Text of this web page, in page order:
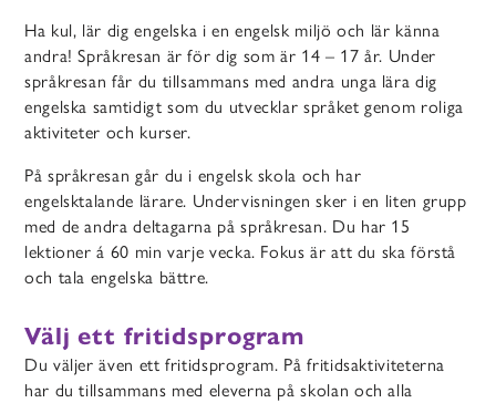
Ha kul, lär dig engelska i en engelsk miljö och lär känna
andra! Språkresan är för dig som är 14 – 17 år. Under
språkresan får du tillsammans med andra unga lära dig
engelska samtidigt som du utvecklar språket genom roliga
aktiviteter och kurser.
På språkresan går du i engelsk skola och har
engelsktalande lärare. Undervisningen sker i en liten grupp
med de andra deltagarna på språkresan. Du har 15
lektioner á 60 min varje vecka. Fokus är att du ska förstå
och tala engelska bättre.
Välj ett fritidsprogram
Du väljer även ett fritidsprogram. På fritidsaktiviteterna
har du tillsammans med eleverna på skolan och alla